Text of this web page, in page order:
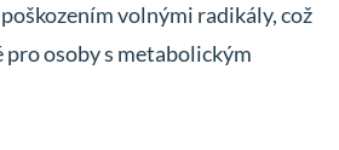
volnými radikály, což
osoby s metabolickým